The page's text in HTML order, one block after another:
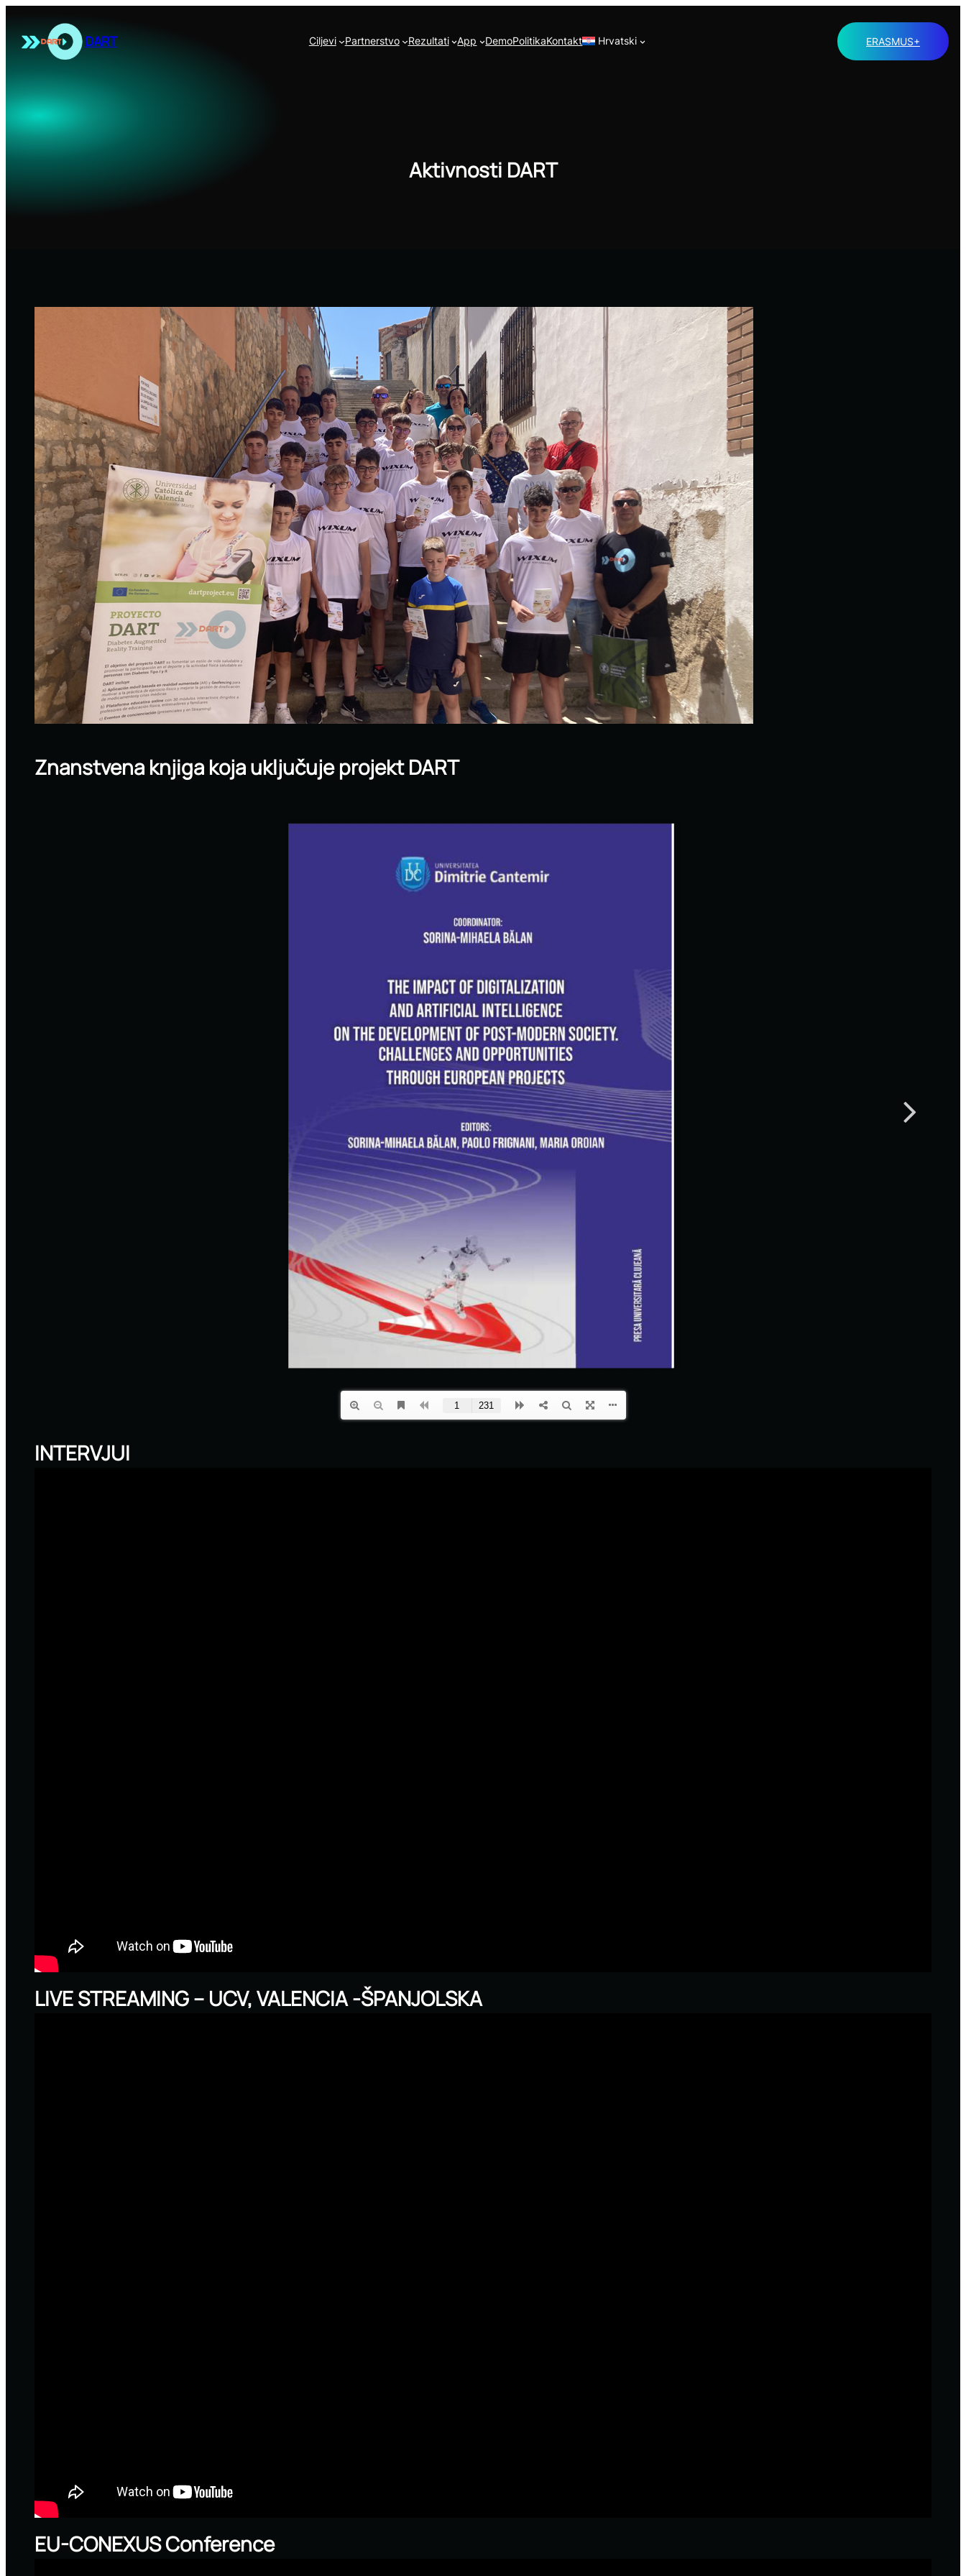
sadržaja
DART Ciljevi Partnerstvo Rezultati App DemoPolitikaKontakt Hrvatski ERASMUS+
Aktivnosti DART
Znanstvena knjiga koja uključuje projekt DART
INTERVJUI
LIVE STREAMING – UCV, VALENCIA -ŠPANJOLSKA
EU-CONEXUS Conference